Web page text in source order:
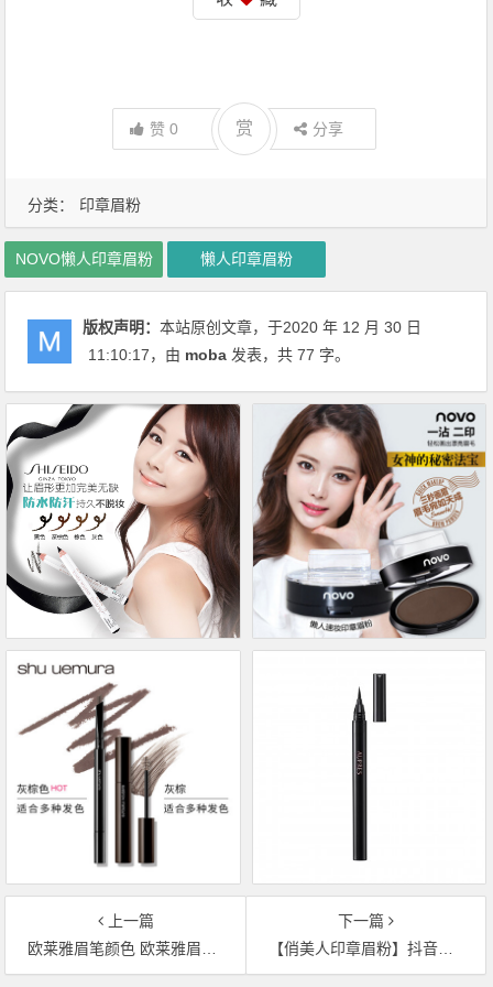
赞0 赏 分享
分类： 印章眉粉
NOVO懒人印章眉粉 懒人印章眉粉
版权声明：本站原创文章，于2020 年 12 月 30 日
11:10:17，由 moba 发表，共 77 字。
上一篇
欧莱雅眉笔颜色 欧莱雅眉笔色号试色
下一篇
【俏美人印章眉粉】抖音同款 COOL BETTY俏美人懒人印章眉粉价格多少钱